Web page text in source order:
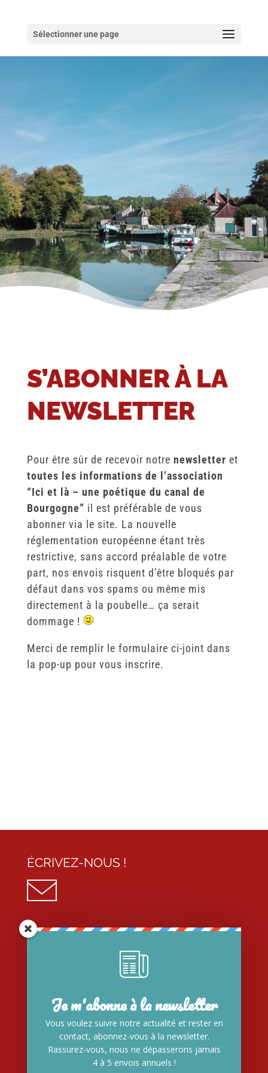
Sélectionner une page
S’ABONNER À LA
NEWSLETTER
Pour être sûr de recevoir notre newsletter et
toutes les informations de l’association
“Ici et là – une poétique du canal de
Bourgogne” il est préférable de vous
abonner via le site. La nouvelle
réglementation européenne étant très
restrictive, sans accord préalable de votre
part, nos envois risquent d’être bloqués par
défaut dans vos spams ou même mis
directement à la poubelle… ça serait
dommage !
Merci de remplir le formulaire ci-joint dans
la pop-up pour vous inscrire.
ÉCRIVEZ-NOUS !
J’ADHÈRE
DOCUMENTS
Je m'abonne à la newsletter
Vous voulez suivre notre actualité et rester en
contact, abonnez-vous à la newsletter.
Rassurez-vous, nous ne dépasserons jamais
4 à 5 envois annuels !